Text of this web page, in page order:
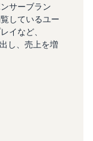
サーブラン
しているユー
イなど、
し、売上を増